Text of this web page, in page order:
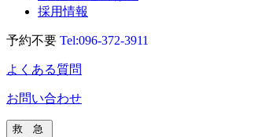
採用情報
予約不要 Tel:096-372-3911
よくある質問
お問い合わせ
救 急